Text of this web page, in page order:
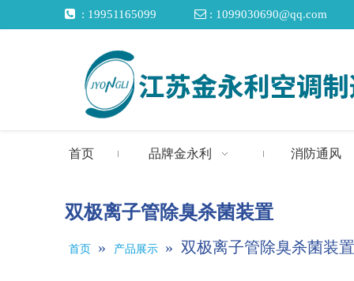
 : 19951165099  : 1099030690@qq.com
首页 品牌金永利 消防通风
双极离子管除臭杀菌装置
首页 » 产品展示 » 双极离子管除臭杀菌装置